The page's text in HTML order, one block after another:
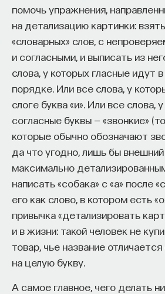
помочь упражнения,
на детализацию картинки:
«словарных» слов, с
и согласными, и выписать из
слова, у которых гласные идут
порядке. Или все слова, у
слоге буква «и». Или все слова,
согласные буквы — «звонкие»
которые обычно обозначают
да что угодно, лишь бы
максимально
написать «собака» с «а» после
его как слово, в котором есть
привычка «детализировать
и в жизни: такой человек не
товар, чье название
на целую букву.
А самое главное, чего делать
Внеси свой